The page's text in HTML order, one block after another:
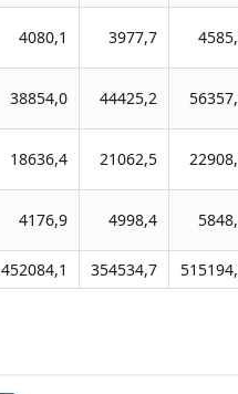
4080,1 3977,7
38854,0 44425,2
18636,4 21062,5
4176,9 4998,4
452084,1 354534,7